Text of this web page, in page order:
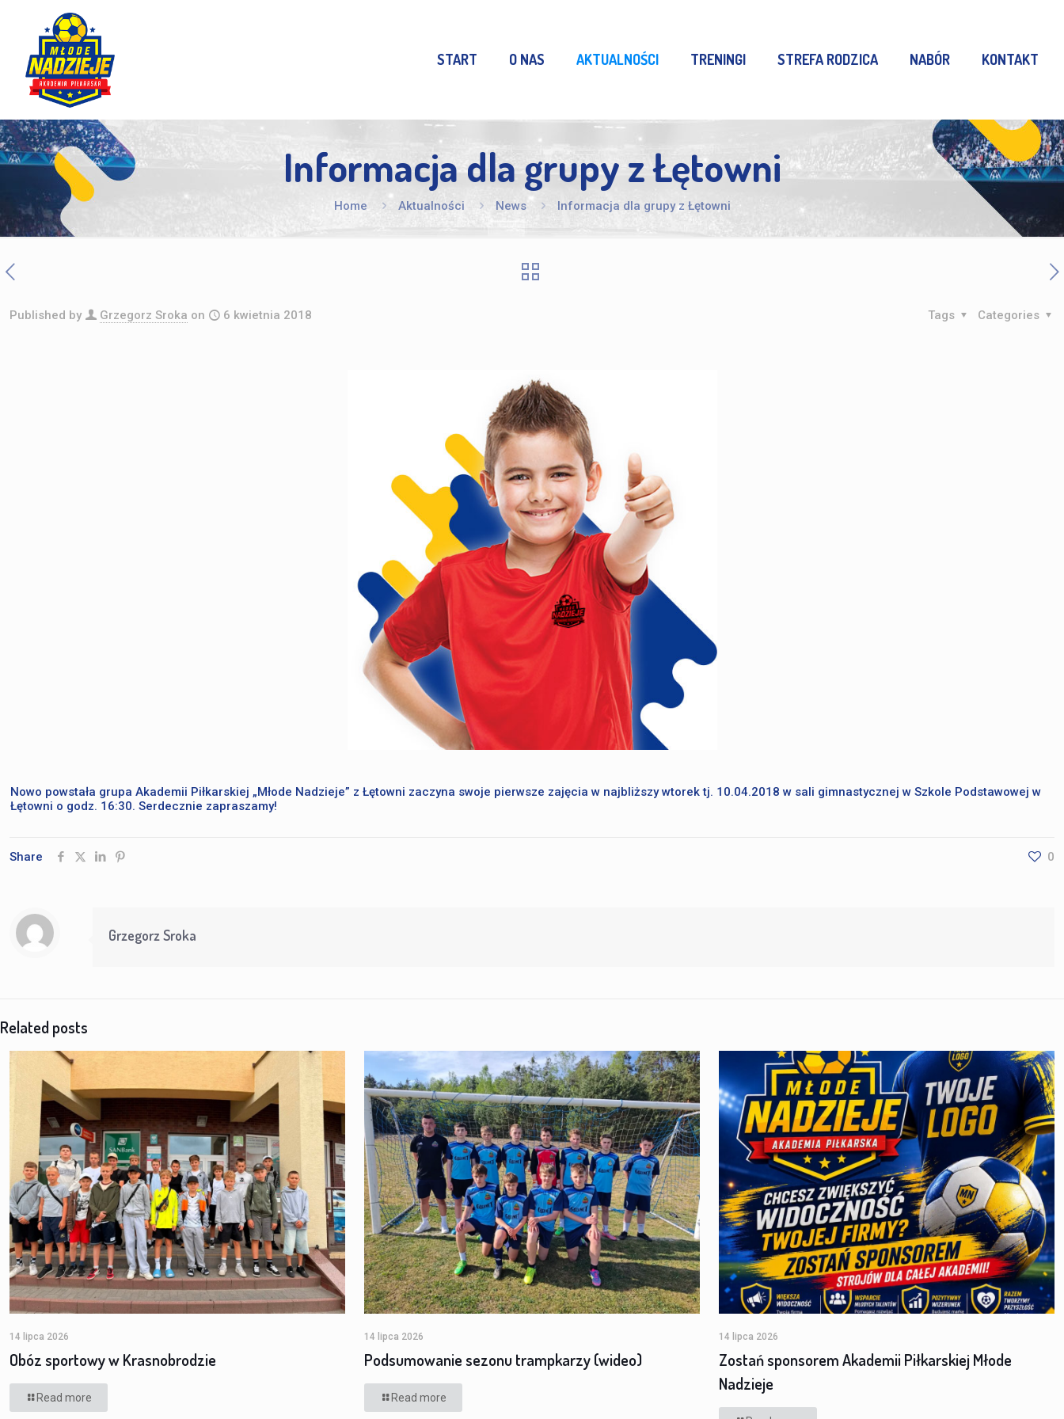
START O NAS AKTUALNOŚCI TRENINGI STREFA RODZICA NABÓR KONTAKT
Informacja dla grupy z Łętowni
Home Aktualności News Informacja dla grupy z Łętowni
Published by Grzegorz Sroka on 6 kwietnia 2018 Categories
Tags
Nowo powstała grupa Akademii Piłkarskiej „Młode Nadzieje” z Łętowni zaczyna swoje pierwsze zajęcia w najbliższy wtorek tj. 10.04.2018 w sali gimnastycznej w Szkole Podstawowej w
Łętowni o godz. 16:30. Serdecznie zapraszamy!
Share 0
Grzegorz Sroka
Related posts
14 lipca 2026
Obóz sportowy w Krasnobrodzie
Read more
14 lipca 2026
Podsumowanie sezonu trampkarzy (wideo)
Read more
14 lipca 2026
Zostań sponsorem Akademii Piłkarskiej Młode
Nadzieje